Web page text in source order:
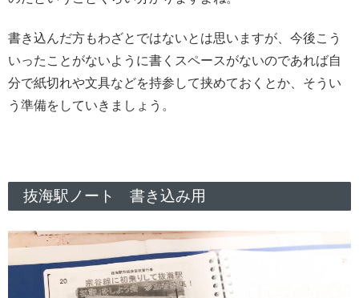
書き込んだ方もわざとではないとは思いますが、今後こう
いったことがないように書くスペースがないのであれば自
分で紙切れや文具などを持参して挟めておくとか、そうい
う準備をしていきましょう。
抜海駅ノート 書き込み用